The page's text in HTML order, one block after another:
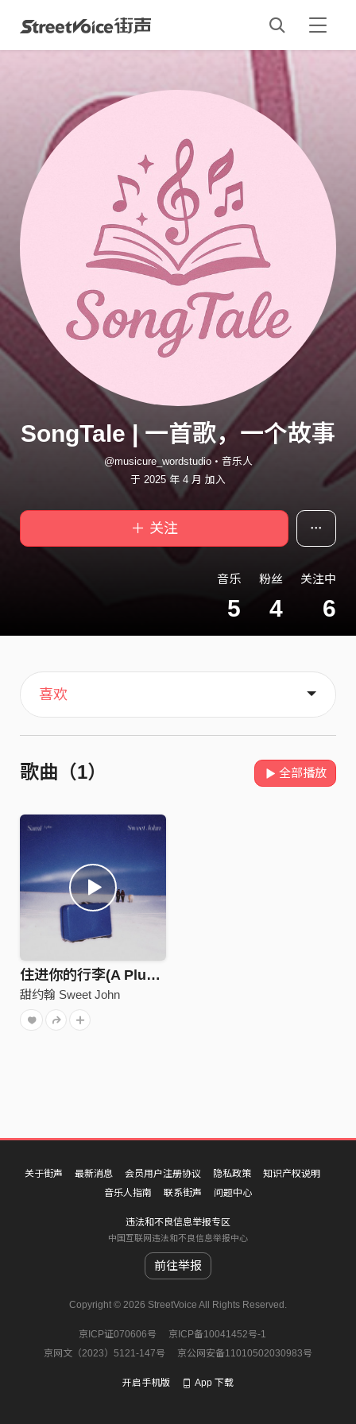
SongTale | 一首歌，一个故事
@musicure_wordstudio・音乐人
于 2025 年 4 月 加入
＋ 关注
音乐
5
粉丝
4
关注中
6
主页
音乐
喜欢
关于
歌曲（1） 全部播放
住进你的行李(A Plus Ver.)
甜约翰 Sweet John
关于街声 最新消息 会员用户注册协议 隐私政策
知识产权说明
音乐人指南
联系街声 问题中心
违法和不良信息举报专区
中国互联网违法和不良信息举报中心
前往举报
Copyright © 2026 StreetVoice All Rights Reserved.
京ICP证070606号
京ICP备10041452号-1
京网文（2023）5121-147号
京公网安备11010502030983号
开启手机版 App 下载